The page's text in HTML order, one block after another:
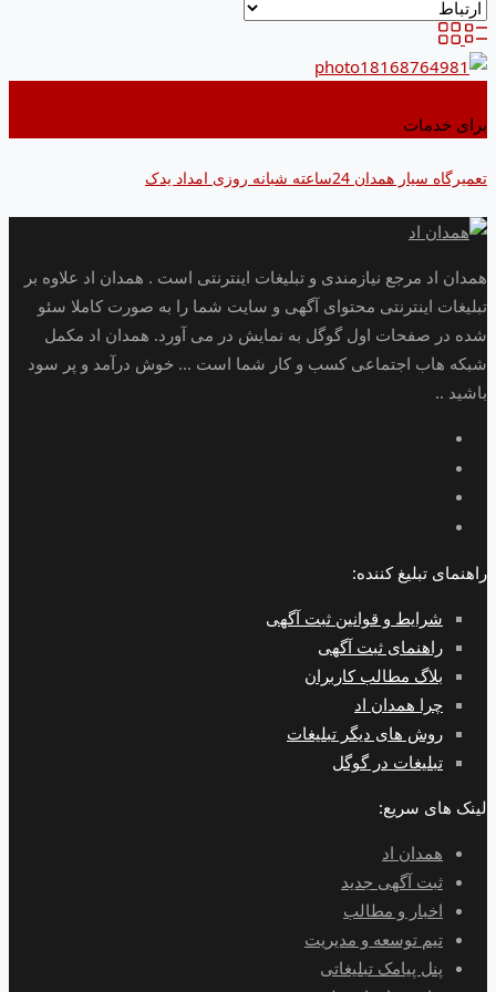
برای خدمات
تعمیرگاه سیار همدان 24ساعته شبانه روزی امداد یدک
همدان اد مرجع نیازمندی و تبلیغات اینترنتی است . همدان اد علاوه بر
تبلیغات اینترنتی محتوای آگهی و سایت شما را به صورت کاملا سئو
شده در صفحات اول گوگل به نمایش در می آورد. همدان اد مکمل
شبکه هاب اجتماعی کسب و کار شما است ... خوش درآمد و پر سود
باشید ..
راهنمای تبلیغ کننده:
شرایط و قوانین ثبت آگهی
راهنمای ثبت آگهی
بلاگ مطالب کاربران
چرا همدان اد
روش های دیگر تبلیغات
تبلیغات در گوگل
لینک های سریع:
همدان اد
ثبت آگهی جدید
اخبار و مطالب
تیم توسعه و مدیریت
پنل پیامک تبلیغاتی